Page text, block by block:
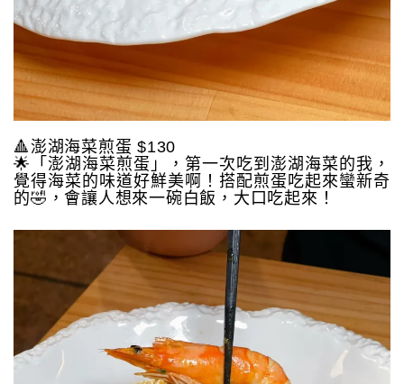
🔺澎湖海菜煎蛋 $130
🌟「澎湖海菜煎蛋」，第一次吃到澎湖海菜的我，
覺得海菜的味道好鮮美啊！搭配煎蛋吃起來蠻新奇
的🤣，會讓人想來一碗白飯，大口吃起來！